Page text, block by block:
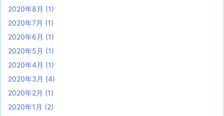
2020年8月 (1)
2020年7月 (1)
2020年6月 (1)
2020年5月 (1)
2020年4月 (1)
2020年3月 (4)
2020年2月 (1)
2020年1月 (2)